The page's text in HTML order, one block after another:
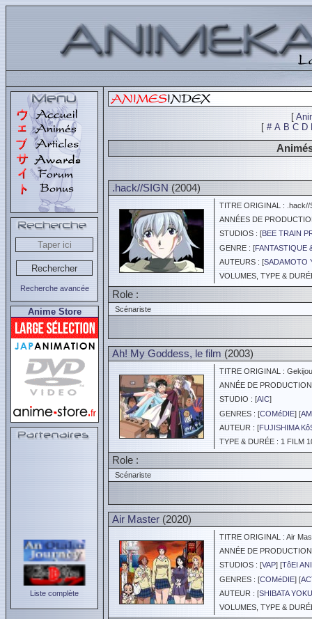
Recherche avancée
Anime Store
Liste complète
[
[ # A B C D
.hack//SIGN (2004)
TITRE ORIGINAL : .hack//
ANNÉES DE
STUDIOS : [BEE TRAIN
GENRE : [FANTASTIQUE
AUTEURS : [SADAMOTO
VOLUMES, TYPE &
Role :
Scénariste
Ah! My Goddess, le film (2003)
TITRE ORIGINAL :
ANNÉE DE
STUDIO : [AIC]
GENRES : [COMéDIE] [
AUTEUR : [FUJISHIMA
TYPE & DURÉE : 1 FILM
Role :
Scénariste
Air Master (2020)
TITRE ORIGINAL : Air
ANNÉE DE
STUDIOS : [VAP] [TôEI
GENRES : [COMéDIE] [
AUTEUR : [SHIBATA
VOLUMES, TYPE &